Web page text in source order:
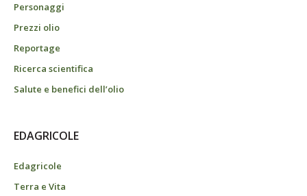
Personaggi
Prezzi olio
Reportage
Ricerca scientifica
Salute e benefici dell’olio
EDAGRICOLE
Edagricole
Terra e Vita